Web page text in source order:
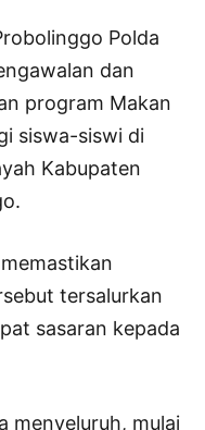
Polda
dan
program Makan
siswa-siswi di
Kabupaten
tersalurkan
sasaran kepada
menyeluruh, mulai